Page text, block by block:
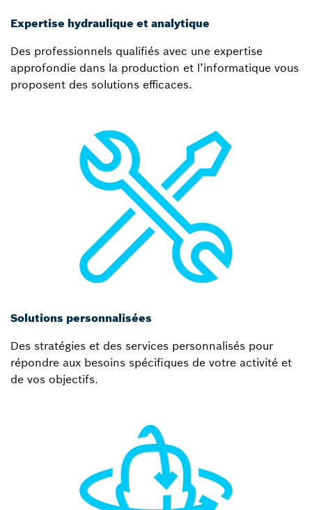
Expertise hydraulique et analytique
Des professionnels qualifiés avec une expertise
approfondie dans la production et l’informatique vous
proposent des solutions efficaces.
Solutions personnalisées
Des stratégies et des services personnalisés pour
répondre aux besoins spécifiques de votre activité et
de vos objectifs.